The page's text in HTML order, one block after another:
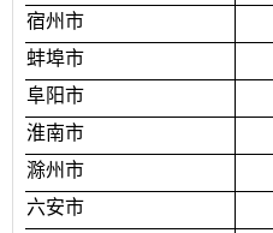
宿州市
蚌埠市
阜阳市
淮南市
滁州市
六安市